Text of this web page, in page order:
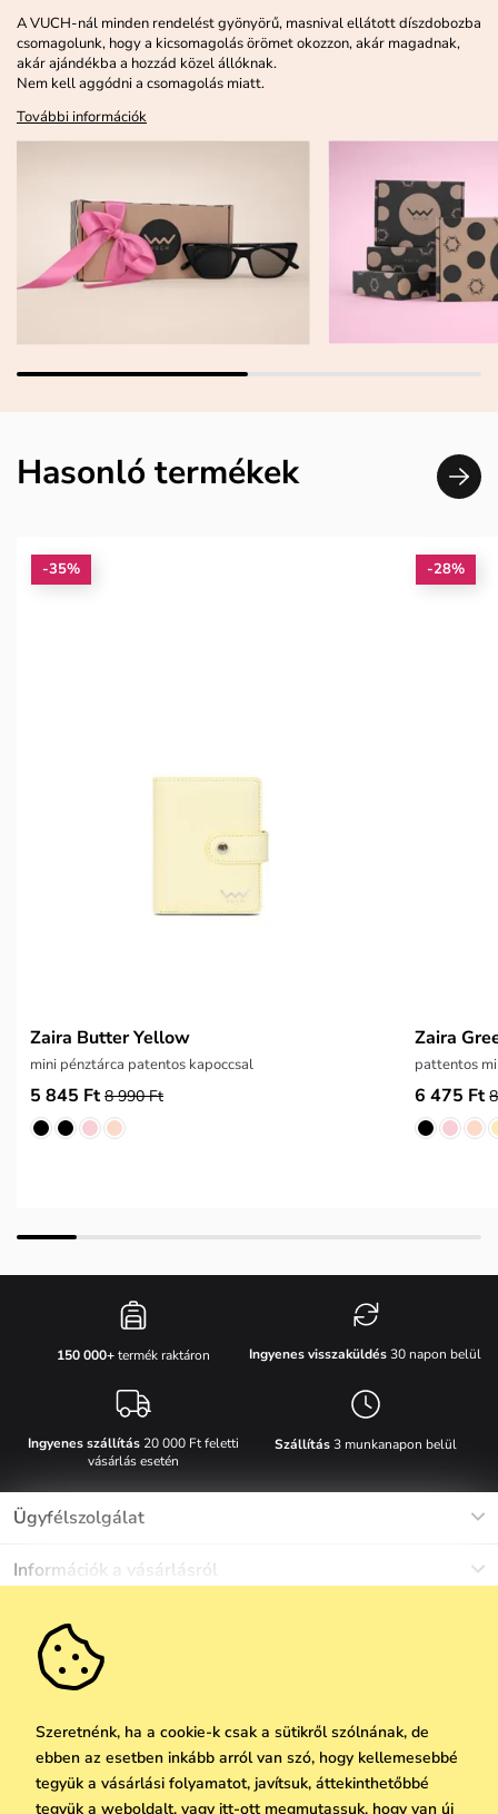
A VUCH-nál minden rendelést gyönyörű, masnival ellátott díszdobozba
csomagolunk, hogy a kicsomagolás örömet okozzon, akár magadnak,
akár ajándékba a hozzád közel állóknak.
Nem kell aggódni a csomagolás miatt.
További információk
Hasonló termékek
-35%
Zaira Butter Yellow
mini pénztárca patentos kapoccsal
5 845 Ft 8 990 Ft
-28%
Zaira
pattentos
6 475 Ft
150 000+termék raktáron Ingyenes visszaküldés30 napon belül
Ingyenes szállítás20 000 Ft feletti
vásárlás esetén
Szállítás3 munkanapon belül
Ügyfélszolgálat
+36 1 808 9989
Információk a vásárlásról
Gyakori kérdések
Anyagok és karbantartás
Visszaküldés és reklamáció
Egyéb információk
Rólunk
Karrier
Ajándék utalványok
Vállalatok számára
We Care
Ne maradj le semmiről!
Feliratkozni
Szeretnénk, ha a cookie-k csak a sütikről szólnának, de
ebben az esetben inkább arról van szó, hogy kellemesebbé
tegyük a vásárlási folyamatot, javítsuk, áttekinthetőbbé
tegyük a weboldalt, vagy itt-ott megmutassuk, hogy van új